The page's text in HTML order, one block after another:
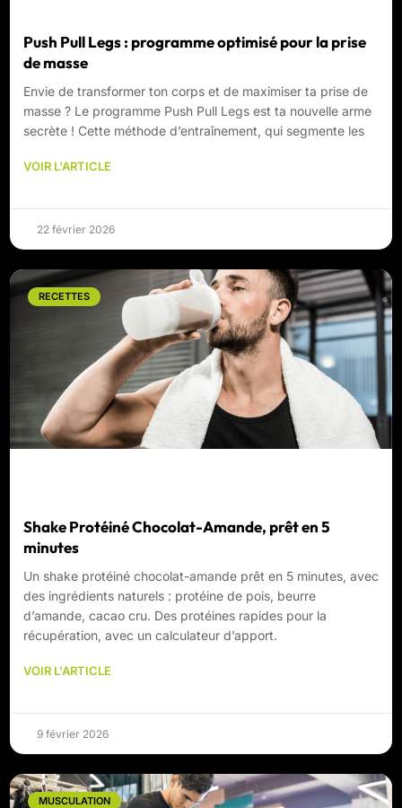
Push Pull Legs : programme optimisé pour la prise
de masse
Envie de transformer ton corps et de maximiser ta prise de
masse ? Le programme Push Pull Legs est ta nouvelle arme
secrète ! Cette méthode d’entraînement, qui segmente les
VOIR L'ARTICLE
22 février 2026
RECETTES
Shake Protéiné Chocolat-Amande, prêt en 5
minutes
Un shake protéiné chocolat-amande prêt en 5 minutes, avec
des ingrédients naturels : protéine de pois, beurre
d’amande, cacao cru. Des protéines rapides pour la
récupération, avec un calculateur d’apport.
VOIR L'ARTICLE
9 février 2026
MUSCULATION